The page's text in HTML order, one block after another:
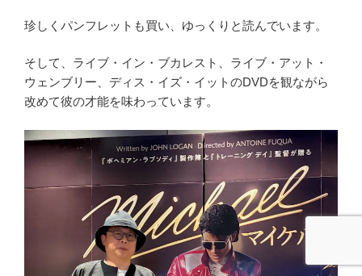
珍しくパンフレットも買い、ゆっくりと読んでいます。
そして、ライブ・イン・ブカレスト、ライブ・アット・
ウェンブリー、ディス・イズ・イットのDVDを観ながら
改めて彼の才能を味わっています。